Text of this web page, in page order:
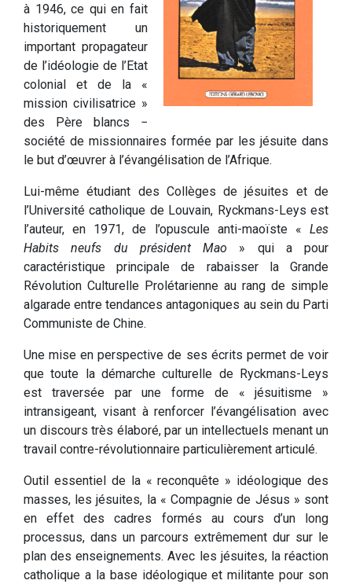
à 1946, ce qui en fait
historiquement un
important propagateur
de l’idéologie de l’Etat
colonial et de la «
mission civilisatrice »
des Père blancs −
société de missionnaires formée par les jésuite dans
le but d’œuvrer à l’évangélisation de l’Afrique.
Lui-même étudiant des Collèges de jésuites et de
l’Université catholique de Louvain, Ryckmans-Leys est
l’auteur, en 1971, de l’opuscule anti-maoïste « Les
Habits neufs du président Mao » qui a pour
caractéristique principale de rabaisser la Grande
Révolution Culturelle Prolétarienne au rang de simple
algarade entre tendances antagoniques au sein du Parti
Communiste de Chine.
Une mise en perspective de ses écrits permet de voir
que toute la démarche culturelle de Ryckmans-Leys
est traversée par une forme de « jésuitisme »
intransigeant, visant à renforcer l’évangélisation avec
un discours très élaboré, par un intellectuels menant un
travail contre-révolutionnaire particulièrement articulé.
Outil essentiel de la « reconquête » idéologique des
masses, les jésuites, la « Compagnie de Jésus » sont
en effet des cadres formés au cours d’un long
processus, dans un parcours extrêmement dur sur le
plan des enseignements. Avec les jésuites, la réaction
catholique a la base idéologique et militante pour son